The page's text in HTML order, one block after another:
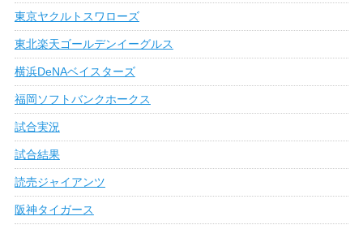
東京ヤクルトスワローズ
東北楽天ゴールデンイーグルス
横浜DeNAベイスターズ
福岡ソフトバンクホークス
試合実況
試合結果
読売ジャイアンツ
阪神タイガース